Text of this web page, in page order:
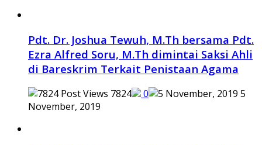
Pdt. Dr. Joshua Tewuh, M.Th bersama Pdt.
Ezra Alfred Soru, M.Th dimintai Saksi Ahli
di Bareskrim Terkait Penistaan Agama
7824 0
5
November, 2019